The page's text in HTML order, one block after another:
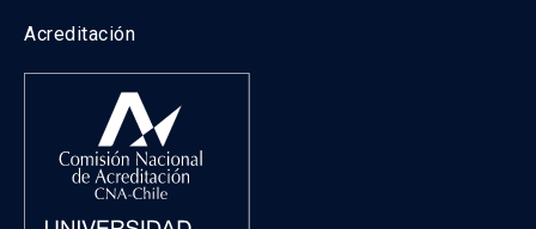
Acreditación